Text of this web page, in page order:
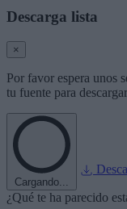
Descarga lista
×
Por favor espera unos
tu fuente para
Cargando...
¿Qué te ha parecido